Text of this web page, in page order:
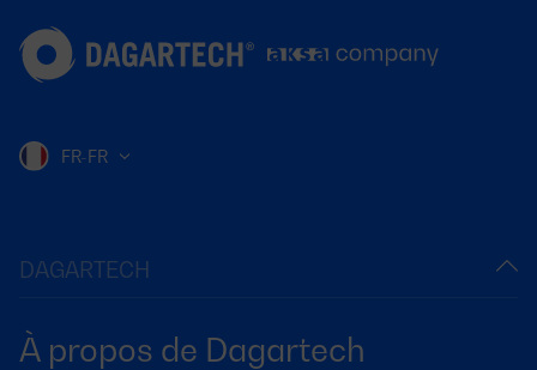
DAGARTECH
À propos de Dagartech
FR-FR